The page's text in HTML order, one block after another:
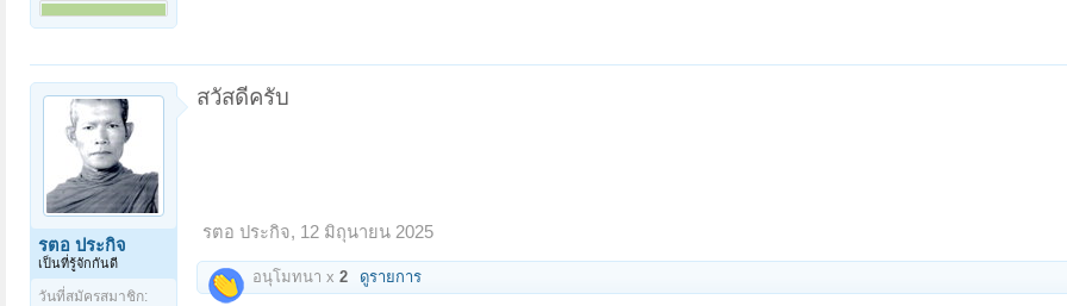
รตอ ประกิจ
เป็นที่รู้จักกันดี
วันที่สมัครสมาชิก:
สวัสดีครับ
รตอ ประกิจ, 12 มิถุนายน 2025
อนุโมทนา x 2 ดูรายการ